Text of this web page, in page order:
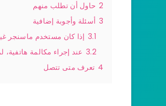
2 حاول أن تطلب منهم
3 أسئلة وأجوبة إضافية
3.1 إذا كان مستخدم ماسنجر
3.2 عند إجراء مكالمة
4 تعرف متى تتصل